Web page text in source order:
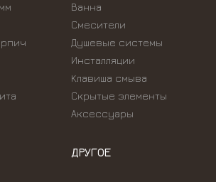
Ванна
Смесители
Душевые системы
Инсталляции
Kлавиша смыва
Скрытые элементы
Аксессуары
ДРУГОЕ